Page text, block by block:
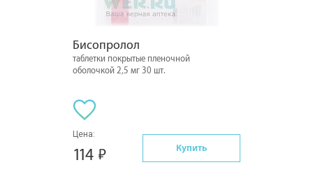
Бисопролол
таблетки покрытые пленочной
оболочкой 2,5 мг 30 шт.
Цена:
114 Купить